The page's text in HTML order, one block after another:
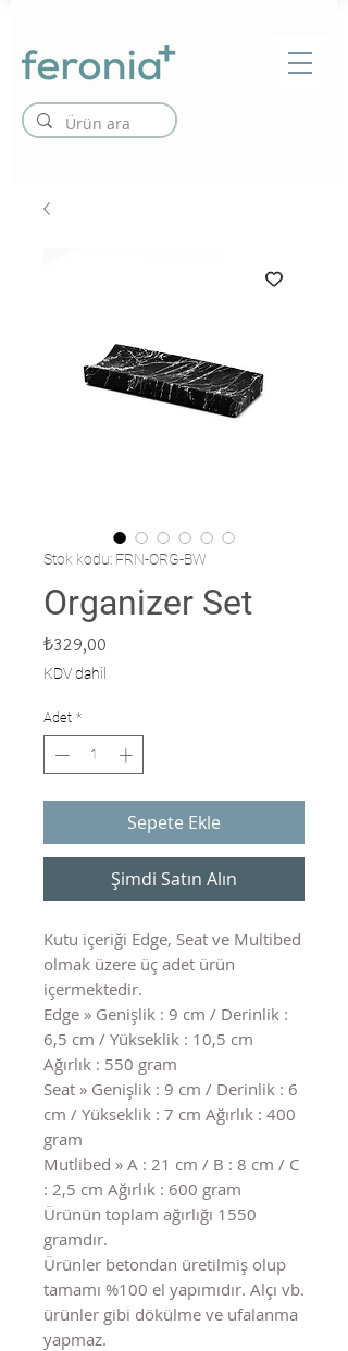
Stok kodu: FRN-ORG-BW
Organizer Set
₺329,00
KDV dahil
Adet *
Sepete Ekle
Şimdi Satın Alın
Kutu içeriği Edge, Seat ve Multibed
olmak üzere üç adet ürün
içermektedir.
Edge » Genişlik : 9 cm / Derinlik :
6,5 cm / Yükseklik : 10,5 cm
Ağırlık : 550 gram
Seat » Genişlik : 9 cm / Derinlik : 6
cm / Yükseklik : 7 cm Ağırlık : 400
gram
Mutlibed » A : 21 cm / B : 8 cm / C
: 2,5 cm Ağırlık : 600 gram
Ürünün toplam ağırlığı 1550
gramdır.
Ürünler betondan üretilmiş olup
tamamı %100 el yapımıdır. Alçı vb.
ürünler gibi dökülme ve ufalanma
yapmaz.